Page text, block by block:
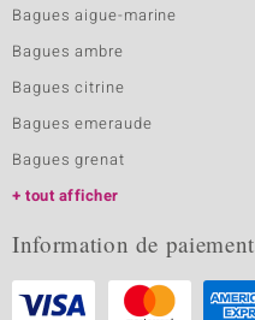
Bagues aigue-marine
Bagues ambre
Bagues citrine
Bagues emeraude
Bagues grenat
tout afficher
Information de paiement